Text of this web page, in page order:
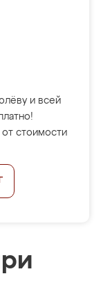
и всей
стоимости